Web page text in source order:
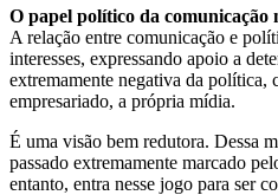
O papel político da
A relação entre comunicação e
interesses, expressando apoio a
extremamente negativa da política,
empresariado, a própria mídia.
É uma visão bem redutora. Dessa
passado extremamente marcado
entanto, entra nesse jogo para ser